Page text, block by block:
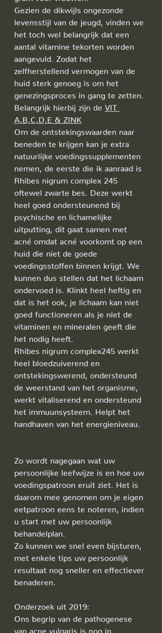
Gezien de dikwijls ongezonde
levensstijl van de jeugd, vinden we
het toch wel belangrijk dat een
aantal vitamine tekorten worden
aangevuld. Zodat het
zelfherstellend vermogen van de
huid sterk genoeg is om het
genezingsproces in gang te zetten.
Belangrijk hierbij zijn de VIT
A,B,C,D,E & ZINK
Om de ontstekingswaarden naar
beneden te krijgen kan je extra
natuurlijke voedingssupplementen
nemen, de eerste die ik aanraad is
Rhibes nigrum complex 245
oftewel zwarte bes. Deze werkt
heel goed ondersteunend bij
psychische en lichamelijke
uitputting, dit gaat samen met
acné omdat acné voorkomt op een
huid die niet de goede
voedingsstoffen binnen krijgt. We
kunnen dus stellen dat het lichaam
ondervoed is. Klinkt heel heftig en
dat is het ook, je lichaam kan niet
goed functioneren als je niet de
vitaminen en mineralen geeft die
het nodig heeft.
Rhibes nigrum complex245 werkt
heel bloedzuiverend en
ontstekingswerend, ondersteund
de weerstand van het organisme,
werkt vitaliserend en ondersteund
het immuunsysteem. Helpt het
handhaven van het energieniveau.
Zo wordt nagegaan wat uw
persoonlijke leefwijze is en hoe uw
voedingspatroon eruit ziet. Het is
daarom mee genomen om je eigen
eetpatroon eens te noteren, indien
u start met uw persoonlijk
behandelplan.
Zo kunnen we snel even bijsturen,
met enkele tips uw persoonlijk
resultaat nog sneller en effectiever
benaderen.
Onderzoek uit 2019:
Ons begrip van de pathogenese
van acne vulgaris is nog in